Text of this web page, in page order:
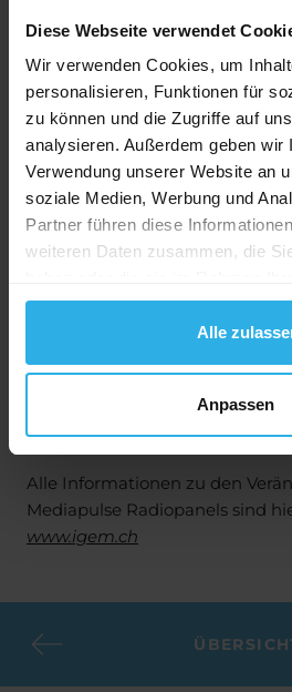
Diese Webseite verwendet
Wir verwenden Cookies, um
personalisieren, Funktionen für
zu können und die Zugriffe auf
analysieren. Außerdem geben wir
Verwendung unserer Website an
soziale Medien, Werbung und
Partner führen diese
weiteren Daten zusammen, die
gesammelt haben.
Alle
Anpassen
Die Umstellungsphase wird sich
Jahren erstrecken (mindestens
bewerkstelligen Aufgaben sind
breit gefächert. Das neue
01.07.2017 parallel mit dem
und im Anschluss dieses
01.01.2018 die
eingeführt. Die Publikationen
neuen Auswertungssoftware
definitiven Umstellung
Im Februar 2017 findet der
bei dem über die
Projektschritte von ExplorRadio
Alle Informationen zu den
Mediapulse Radiopanels sind
www.igem.ch